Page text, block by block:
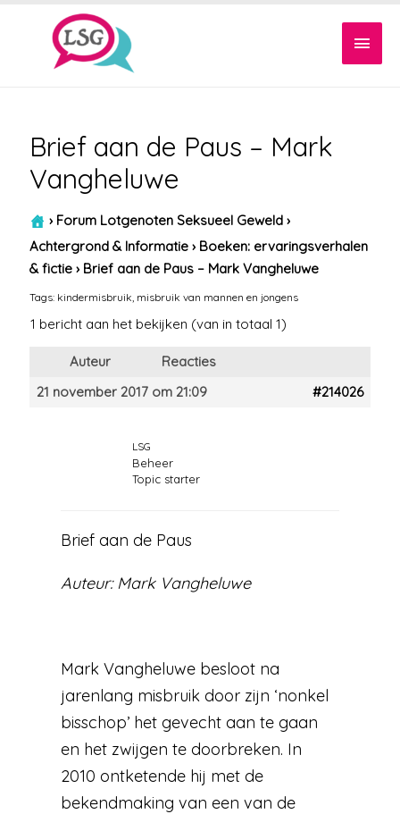
Brief aan de Paus – Mark
Vangheluwe
› Forum Lotgenoten Seksueel Geweld ›
Achtergrond & Informatie › Boeken: ervaringsverhalen
& fictie › Brief aan de Paus – Mark Vangheluwe
Tags: kindermisbruik misbruik van mannen en jongens
1 bericht aan het bekijken (van in totaal 1)
Auteur
Reacties
21 november 2017 om 21:09
#214026
LSG
Beheer
Topic starter
Brief aan de Paus
Auteur: Mark Vangheluwe
Mark Vangheluwe besloot na
jarenlang misbruik door zijn ‘nonkel
bisschop’ het gevecht aan te gaan
en het zwijgen te doorbreken. In
2010 ontketende hij met de
bekendmaking van een van de